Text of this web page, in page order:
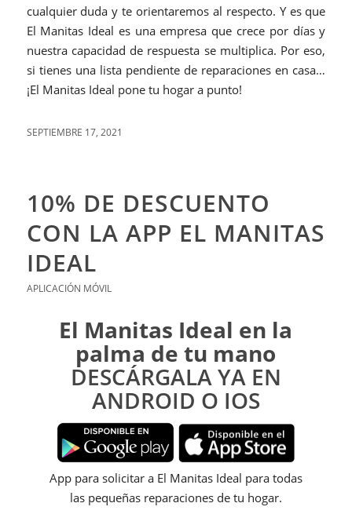
cualquier duda y te orientaremos al respecto. Y es que
El Manitas Ideal es una empresa que crece por días y
nuestra capacidad de respuesta se multiplica. Por eso,
si tienes una lista pendiente de reparaciones en casa…
¡El Manitas Ideal pone tu hogar a punto!
SEPTIEMBRE 17, 2021
10% DE DESCUENTO
CON LA APP EL MANITAS
IDEAL
APLICACIÓN MÓVIL
El Manitas Ideal en la
palma de tu mano
DESCÁRGALA YA EN
ANDROID O IOS
App para solicitar a El Manitas Ideal para todas
las pequeñas reparaciones de tu hogar.